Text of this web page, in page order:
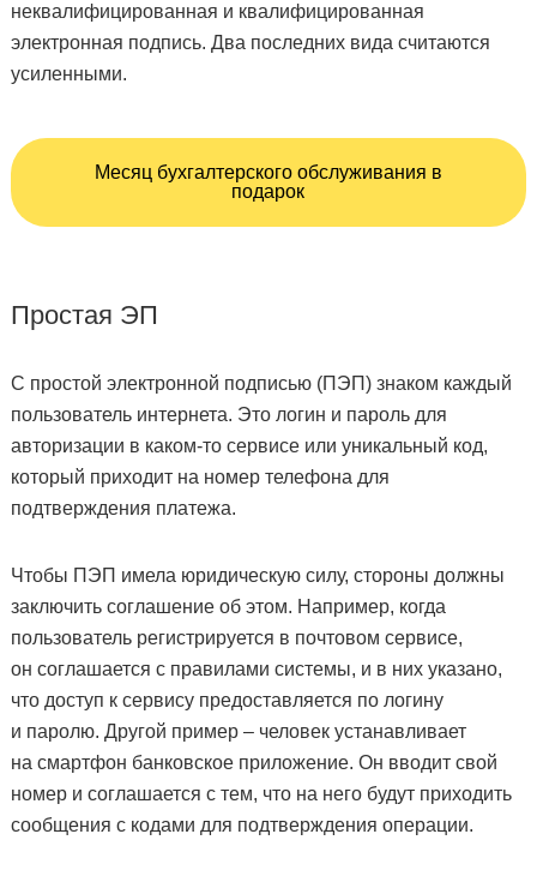
неквалифицированная и квалифицированная
электронная подпись. Два последних вида считаются
усиленными.
Месяц бухгалтерского обслуживания в
подарок
Простая ЭП
С простой электронной подписью (ПЭП) знаком каждый
пользователь интернета. Это логин и пароль для
авторизации в каком-то сервисе или уникальный код,
который приходит на номер телефона для
подтверждения платежа.
Чтобы ПЭП имела юридическую силу, стороны должны
заключить соглашение об этом. Например, когда
пользователь регистрируется в почтовом сервисе,
он соглашается с правилами системы, и в них указано,
что доступ к сервису предоставляется по логину
и паролю. Другой пример – человек устанавливает
на смартфон банковское приложение. Он вводит свой
номер и соглашается с тем, что на него будут приходить
сообщения с кодами для подтверждения операции.